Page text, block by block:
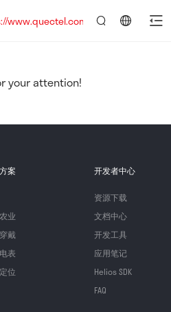
www.quectel.com.cn
your attention!
案
业
戴
表
位
开发者中心
资源下载
文档中心
开发工具
应用笔记
Helios SDK
FAQ